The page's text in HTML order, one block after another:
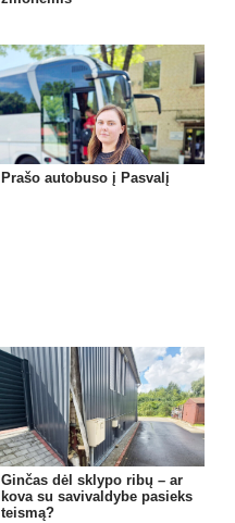
Prašo autobuso į Pasvalį
Ginčas dėl sklypo ribų – ar
kova su savivaldybe pasieks
teismą?